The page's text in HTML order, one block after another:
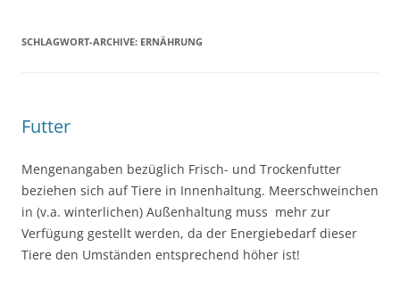
SCHLAGWORT-ARCHIVE: ERNÄHRUNG
Futter
Mengenangaben bezüglich Frisch- und Trockenfutter
beziehen sich auf Tiere in Innenhaltung. Meerschweinchen
in (v.a. winterlichen) Außenhaltung muss mehr zur
Verfügung gestellt werden, da der Energiebedarf dieser
Tiere den Umständen entsprechend höher ist!